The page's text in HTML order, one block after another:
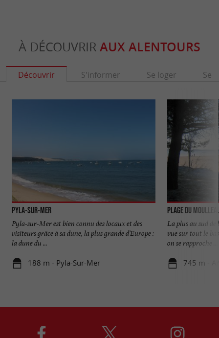
À DÉCOUVRIR AUX ALENTOURS
Découvrir S'informer Se loger Se
Pyla-sur-Mer
Pyla-sur-Mer est bien connu des locaux et des
visiteurs grâce à sa dune, la plus grande d’Europe :
la dune du ...
188 m - Pyla-Sur-Mer
Plage du
La plus au sud
vue sur tout le
on se rapproche ...
745 m -